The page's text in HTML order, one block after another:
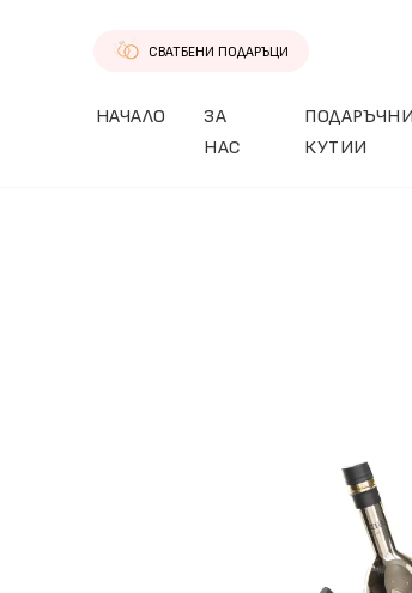
СВАТБЕНИ ПОДАРЪЦИ
НАЧАЛО
ЗА
НАС
КУТИИ